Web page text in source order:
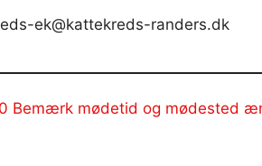
ek@kattekreds-randers.dk
Bemærk mødetid og mødested